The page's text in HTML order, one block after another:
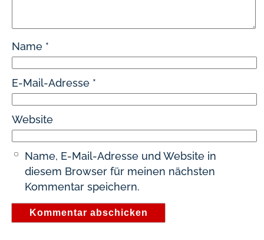
Name *
E-Mail-Adresse *
Website
Name, E-Mail-Adresse und Website in
diesem Browser für meinen nächsten
Kommentar speichern.